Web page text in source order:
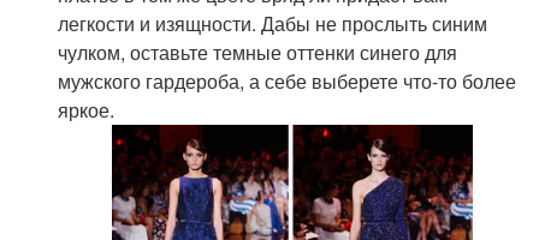
легкости и изящности. Дабы не прослыть синим
чулком, оставьте темные оттенки синего для
мужского гардероба, а себе выберете что-то более
яркое.